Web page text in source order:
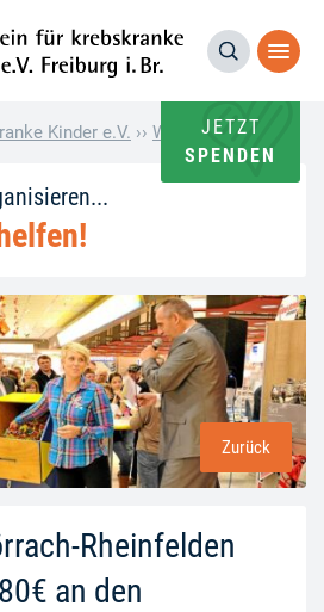
JETZT
SPENDEN
Kinder e.V. ›› Wie andere helfen
Rheinfelden
an den
Zurück